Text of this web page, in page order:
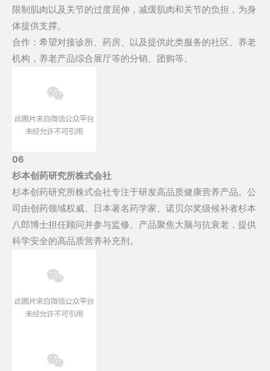
限制肌肉以及关节的过度屈伸，减缓肌肉和关节的负担，为身
体提供支撑。
合作：希望对接诊所、药房、以及提供此类服务的社区、养老
机构，养老产品综合展厅等的分销、团购等。
06
杉本创药研究所株式会社
杉本创药研究所株式会社专注于研发高品质健康营养产品。公
司由创药领域权威、日本著名药学家、诺贝尔奖级候补者杉本
八郎博士担任顾问并参与监修。产品聚焦大脑与抗衰老，提供
科学安全的高品质营养补充剂。